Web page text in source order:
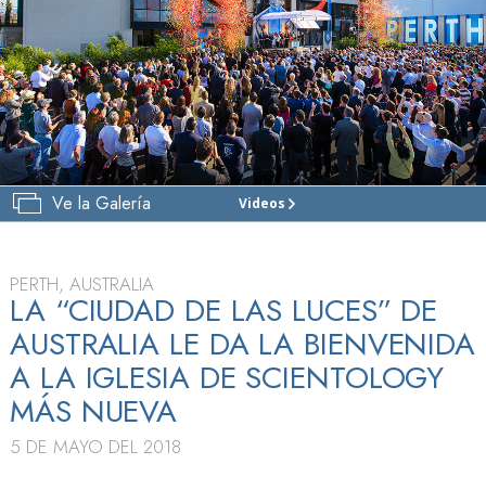
Ve la Galería Videos
IGLESIA
VISITAR
PERTH, AUSTRALIA
LA “CIUDAD DE LAS LUCES” DE
AUSTRALIA LE DA LA BIENVENIDA
A LA IGLESIA DE SCIENTOLOGY
MÁS NUEVA
5 DE MAYO DEL 2018